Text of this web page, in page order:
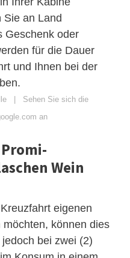
Sie an Land
Geschenk oder
für die Dauer
und Ihnen bei der
| Sehen Sie sich die
an
Wein
eigenen
können dies
bei zwei (2)